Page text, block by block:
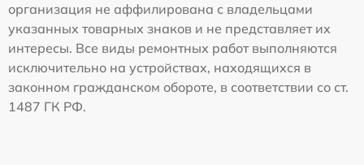
организация не аффилирована с владельцами
указанных товарных знаков и не представляет их
интересы. Все виды ремонтных работ выполняются
исключительно на устройствах, находящихся в
законном гражданском обороте, в соответствии со ст.
1487 ГК РФ.